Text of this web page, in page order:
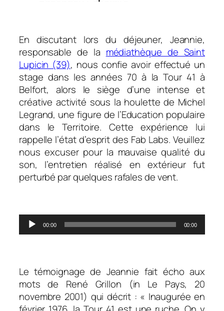
En discutant lors du déjeuner, Jeannie,
responsable de la médiathèque de Saint
Lupicin (39), nous confie avoir effectué un
stage dans les années 70 à la Tour 41 à
Belfort, alors le siège d’une intense et
créative activité sous la houlette de Michel
Legrand, une figure de l’Education populaire
dans le Territoire. Cette expérience lui
rappelle l’état d’esprit des Fab Labs. Veuillez
nous excuser pour la mauvaise qualité du
son, l’entretien réalisé en extérieur fut
perturbé par quelques rafales de vent.
Lecteur
audio
00:00 00:00
Le témoignage de Jeannie fait écho aux
mots de René Grillon (in Le Pays, 20
novembre 2001) qui décrit : « Inaugurée en